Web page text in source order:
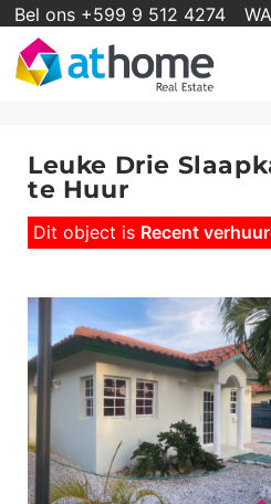
Bel ons +599 9 512 4274
Leuke Drie
te Huur
Dit object is Recent